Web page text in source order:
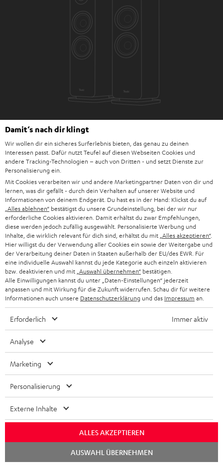
Downloads und Service
D
o
k
u
m
e
n
t
e
z
u
m
H
e
r
u
n
t
Bedienungsanleitung: DENON DRA-900H
Bedienungsanleitung: Stand-Lautsprecher UL 40 Mk4
25 (Stk.)
Konformitätserklärung: Stand-Lautsprecher UL 40
Mk4 25 (Stk.)
Konformitätserklärung: 15 m Lautsprecherkabel C2515S
P
r
o
u
t
F
A
s
Hilfe zu diesem Produkt
I
n
f
o
r
m
a
Versandinfos
I
n
f
Gesetzliche Gewährleistung
Damit‘s nach dir klingt
Wir wollen dir ein sicheres Surferlebnis bieten, das genau zu deinen
Interessen passt. Dafür nutzt Teufel auf diesen Webseiten Cookies und
andere Tracking-Technologien – auch von Dritten - und setzt Dienste zur
Personalisierung ein.
Mit Cookies verarbeiten wir und andere Marketingpartner Daten von dir und
lernen, was dir gefällt - durch dein Verhalten auf unserer Website und
Informationen von deinem Endgerät. Du hast es in der Hand: Klickst du auf
„Alles ablehnen“ bestätigst du unsere Grundeinstellung, bei der wir nur
erforderliche Cookies aktivieren. Damit erhältst du zwar Empfehlungen,
diese werden jedoch zufällig ausgewählt. Personalisierte Werbung und
Inhalte, die wirklich relevant für dich sind, erhältst du mit „Alles akzeptieren“.
Hier willigst du der Verwendung aller Cookies ein sowie der Weitergabe und
der Verarbeitung deiner Daten in Staaten außerhalb der EU/des EWR. Für
eine individuelle Auswahl kannst du jede Kategorie auch einzeln aktivieren
bzw. deaktivieren und mit „Auswahl übernehmen“ bestätigen.
Alle Einwilligungen kannst du unter „Daten-Einstellungen“ jederzeit
anpassen und mit Wirkung für die Zukunft widerrufen. Schau dir für weitere
Informationen auch unsere Datenschutzerklärung und das Impressum an.
Erforderlich Immer aktiv
Analyse
Marketing
Personalisierung
Externe Inhalte
ALLES AKZEPTIEREN
AUSWAHL ÜBERNEHMEN